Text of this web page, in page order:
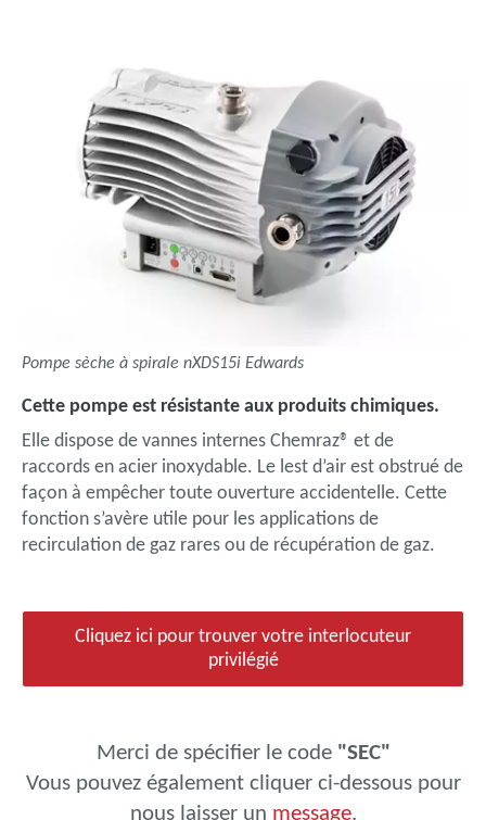
Pompe sèche à spirale nXDS15i Edwards
Cette pompe est résistante aux produits chimiques.
Elle dispose de vannes internes Chemraz® et de
raccords en acier inoxydable. Le lest d’air est obstrué de
façon à empêcher toute ouverture accidentelle. Cette
fonction s’avère utile pour les applications de
recirculation de gaz rares ou de récupération de gaz.
Cliquez ici pour trouver votre interlocuteur
privilégié
Merci de spécifier le code "SEC"
Vous pouvez également cliquer ci-dessous pour
nous laisser un message.